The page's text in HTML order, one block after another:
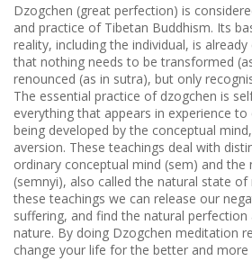
Dzogchen (great perfection) is
and practice of Tibetan Buddhism. Its
reality, including the individual, is
that nothing needs to be transformed
renounced (as in sutra), but only
The essential practice of dzogchen is
everything that appears in experience
being developed by the conceptual
aversion. These teachings deal with
ordinary conceptual mind (sem) and the
(semnyi), also called the natural state of
these teachings we can release our
suffering, and find the natural
nature. By doing Dzogchen meditation
change your life for the better and more